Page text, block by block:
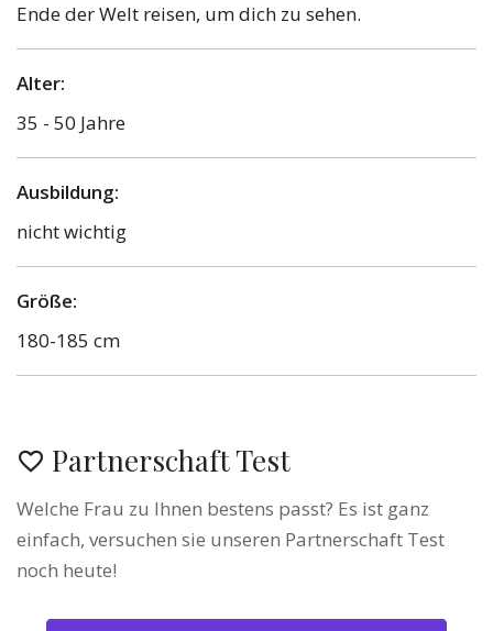
Ende der Welt reisen, um dich zu sehen.
Alter:
35 - 50 Jahre
Ausbildung:
nicht wichtig
Größe:
180-185 cm
Partnerschaft Test
Welche Frau zu Ihnen bestens passt? Es ist ganz
einfach, versuchen sie unseren Partnerschaft Test
noch heute!